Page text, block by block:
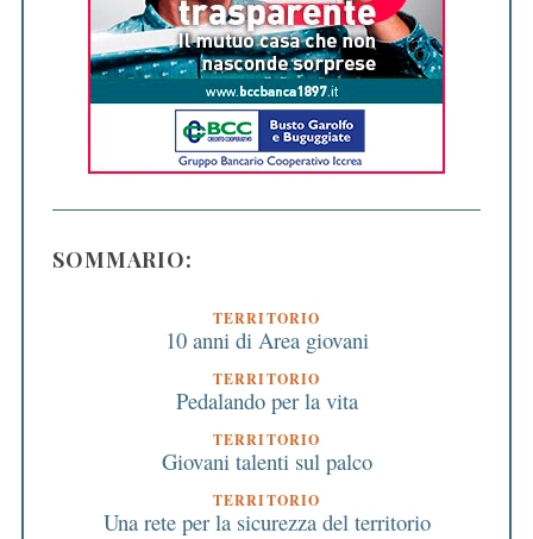
SOMMARIO:
TERRITORIO
10 anni di Area giovani
TERRITORIO
Pedalando per la vita
TERRITORIO
Giovani talenti sul palco
TERRITORIO
Una rete per la sicurezza del territorio